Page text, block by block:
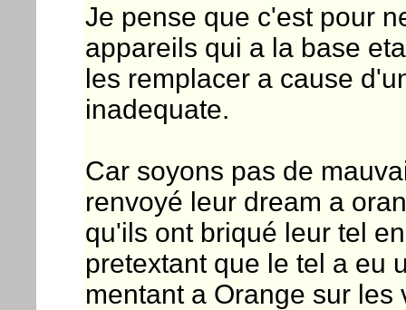
Je pense que c'est pour
appareils qui a la base
les remplacer a cause
inadequate.
Car soyons pas de
renvoyé leur dream a
qu'ils ont briqué leur tel
pretextant que le tel a eu
mentant a Orange sur les